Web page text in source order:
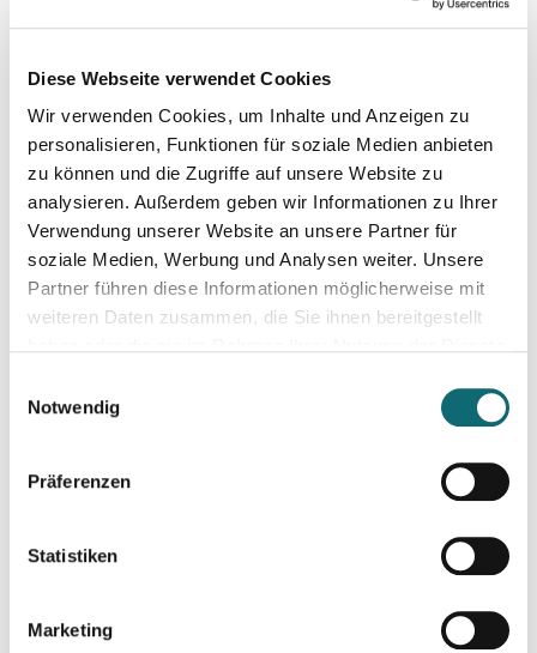
Diese Webseite verwendet Cookies
Wir verwenden Cookies, um Inhalte und Anzeigen zu
personalisieren, Funktionen für soziale Medien anbieten
zu können und die Zugriffe auf unsere Website zu
analysieren. Außerdem geben wir Informationen zu Ihrer
Verwendung unserer Website an unsere Partner für
soziale Medien, Werbung und Analysen weiter. Unsere
Partner führen diese Informationen möglicherweise mit
weiteren Daten zusammen, die Sie ihnen bereitgestellt
Notwendig
Präferenzen
Statistiken
Marketing
21.10.2024
Resilienz im Netz: Ein interaktiver Workshop im Umgang
24.10.2024
SEO für Google, TikTok, ChatGPT & Co.
31.10.2024
Abenteuer Sachbuch. Sachbücher schreiben für
Kreativ mit Canva – Grundlagen
07.11.2024